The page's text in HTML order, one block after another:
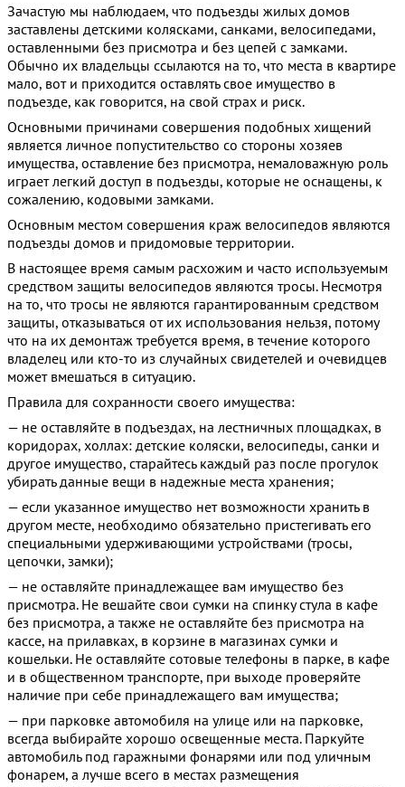
Зачастую мы наблюдаем, что подъезды жилых домов
заставлены детскими колясками, санками, велосипедами,
оставленными без присмотра и без цепей с замками.
Обычно их владельцы ссылаются на то, что места в квартире
мало, вот и приходится оставлять свое имущество в
подъезде, как говорится, на свой страх и риск.
Основными причинами совершения подобных хищений
является личное попустительство со стороны хозяев
имущества, оставление без присмотра, немаловажную роль
играет легкий доступ в подъезды, которые не оснащены, к
сожалению, кодовыми замками.
Основным местом совершения краж велосипедов являются
подъезды домов и придомовые территории.
В настоящее время самым расхожим и часто используемым
средством защиты велосипедов являются тросы. Несмотря
на то, что тросы не являются гарантированным средством
защиты, отказываться от их использования нельзя, потому
что на их демонтаж требуется время, в течение которого
владелец или кто-то из случайных свидетелей и очевидцев
может вмешаться в ситуацию.
Правила для сохранности своего имущества:
— не оставляйте в подъездах, на лестничных площадках, в
коридорах, холлах: детские коляски, велосипеды, санки и
другое имущество, старайтесь каждый раз после прогулок
убирать данные вещи в надежные места хранения;
— если указанное имущество нет возможности хранить в
другом месте, необходимо обязательно пристегивать его
специальными удерживающими устройствами (тросы,
цепочки, замки);
— не оставляйте принадлежащее вам имущество без
присмотра. Не вешайте свои сумки на спинку стула в кафе
без присмотра, а также не оставляйте без присмотра на
кассе, на прилавках, в корзине в магазинах сумки и
кошельки. Не оставляйте сотовые телефоны в парке, в кафе
и в общественном транспорте, при выходе проверяйте
наличие при себе принадлежащего вам имущества;
— при парковке автомобиля на улице или на парковке,
всегда выбирайте хорошо освещенные места. Паркуйте
автомобиль под гаражными фонарями или под уличным
фонарем, а лучше всего в местах размещения